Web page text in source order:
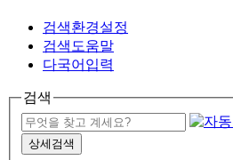
검색환경설정
검색도움말
다국어입력
검색
상세검색